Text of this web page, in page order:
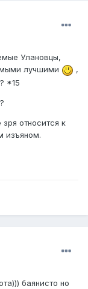
Улановцы,
лучшими
,
*15
относится к
изъяном.
баянисто но